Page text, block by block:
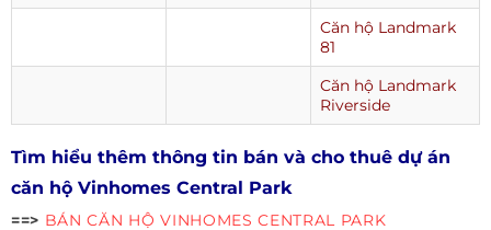
Căn hộ Landmark
81
Căn hộ Landmark
Riverside
Tìm hiểu thêm thông tin bán và cho thuê dự án
căn hộ Vinhomes Central Park
==> BÁN CĂN HỘ VINHOMES CENTRAL PARK